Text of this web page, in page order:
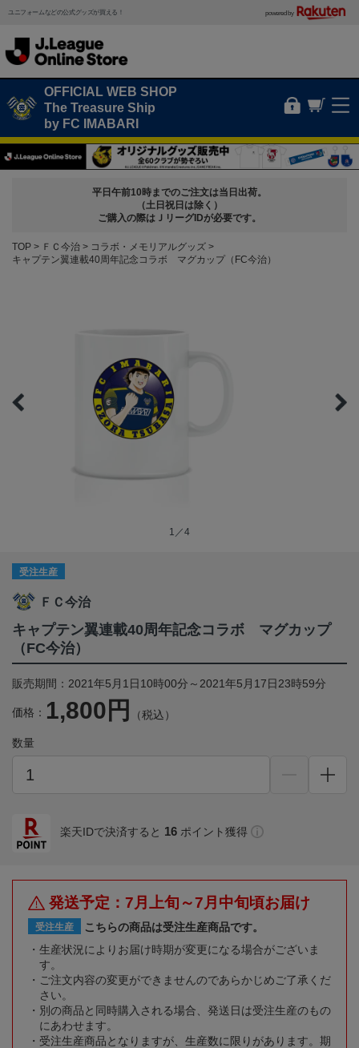
ユニフォームなどの公式グッズが買える！ powered by
OFFICIAL WEB SHOP
The Treasure Ship
by FC IMABARI
平日午前10時までのご注文は当日出荷。
（土日祝日は除く）
ご購入の際はＪリーグIDが必要です。
TOP ＦＣ今治
コラボ・メモリアルグッズ
キャプテン翼連載40周年記念コラボ マグカップ（FC今治）
1／4
受注生産
ＦＣ今治
キャプテン翼連載40周年記念コラボ マグカップ
（FC今治）
販売期間：2021年5月1日10時00分～2021年5月17日23時59分
価格： 1,800円 （税込）
数量
楽天IDで決済すると 16 ポイント獲得
発送予定：7月上旬～7月中旬頃お届け
受注生産
こちらの商品は受注生産商品です。
生産状況によりお届け時期が変更になる場合がございま
す。
ご注文内容の変更ができませんのであらかじめご了承くだ
さい。
別の商品と同時購入される場合、発送日は受注生産のもの
にあわせます。
受注生産商品となりますが、生産数に限りがあります。期